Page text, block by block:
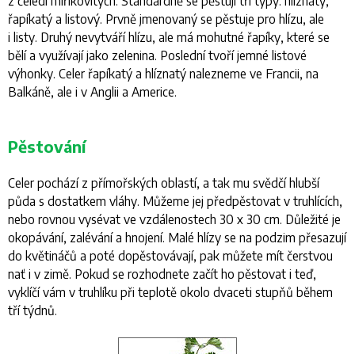
řapíkatý a listový. Prvně jmenovaný se pěstuje pro hlízu, ale
i listy. Druhý nevytváří hlízu, ale má mohutné řapíky, které se
bělí a využívají jako zelenina. Poslední tvoří jemné listové
výhonky. Celer řapíkatý a hlíznatý nalezneme ve Francii, na
Balkáně, ale i v Anglii a Americe.
Pěstování
Celer pochází z přímořských oblastí, a tak mu svědčí hlubší
půda s dostatkem vláhy. Můžeme jej předpěstovat v truhlících,
nebo rovnou vysévat ve vzdálenostech 30 x 30 cm. Důležité je
okopávání, zalévání a hnojení. Malé hlízy se na podzim přesazují
do květináčů a poté dopěstovávají, pak můžete mít čerstvou
nať i v zimě. Pokud se rozhodnete začít ho pěstovat i teď,
vyklíčí vám v truhlíku při teplotě okolo dvaceti stupňů během
tří týdnů.